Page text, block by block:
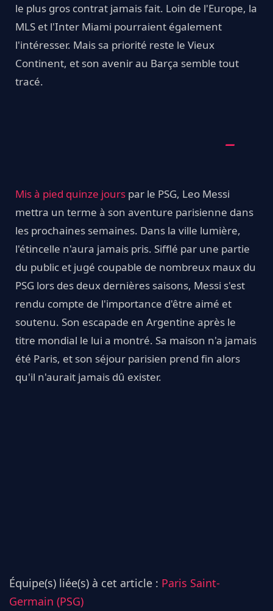
le plus gros contrat jamais fait. Loin de l'Europe, la
MLS et l'Inter Miami pourraient également
l'intéresser. Mais sa priorité reste le Vieux
Continent, et son avenir au Barça semble tout
tracé.
Mis à pied quinze jours par le PSG, Leo Messi
mettra un terme à son aventure parisienne dans
les prochaines semaines. Dans la ville lumière,
l'étincelle n'aura jamais pris. Sifflé par une partie
du public et jugé coupable de nombreux maux du
PSG lors des deux dernières saisons, Messi s'est
rendu compte de l'importance d'être aimé et
soutenu. Son escapade en Argentine après le
titre mondial le lui a montré. Sa maison n'a jamais
été Paris, et son séjour parisien prend fin alors
qu'il n'aurait jamais dû exister.
Équipe(s) liée(s) à cet article : Paris Saint-
Germain (PSG)